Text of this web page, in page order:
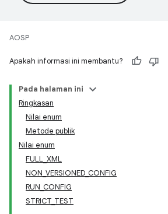
AOSP
Apakah informasi ini membantu?
Pada halaman ini
Ringkasan
Nilai enum
Metode publik
Nilai enum
FULL_XML
NON_VERSIONED_CONFIG
RUN_CONFIG
STRICT_TEST